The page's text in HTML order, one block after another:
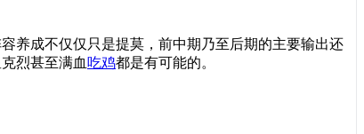
养成不仅仅只是提莫，前中期乃至后期的主要输出还
烈甚至满血 吃鸡都是有可能的。